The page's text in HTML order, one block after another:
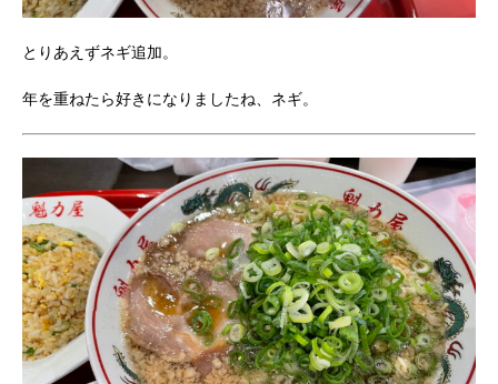
とりあえずネギ追加。
年を重ねたら好きになりましたね、ネギ。